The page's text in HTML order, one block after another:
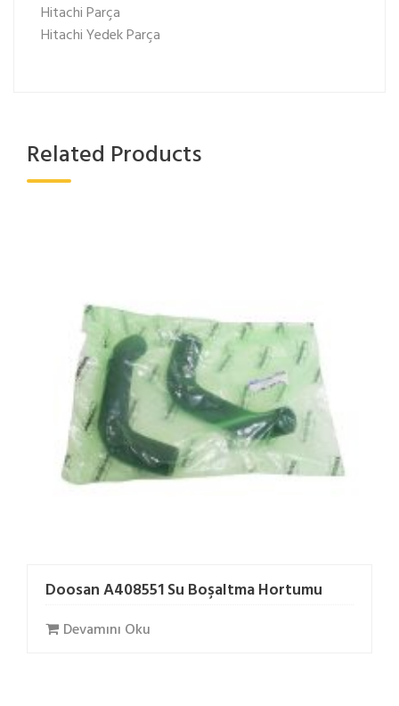
Hitachi Parça
Hitachi Yedek Parça
Related Products
Doosan A408551 Su Boşaltma Hortumu
Devamını Oku